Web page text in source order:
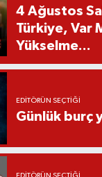
4 Ağustos
Türkiye, Var
Yükselme...
EDITÖRÜN SEÇTIĞI
Günlük burç